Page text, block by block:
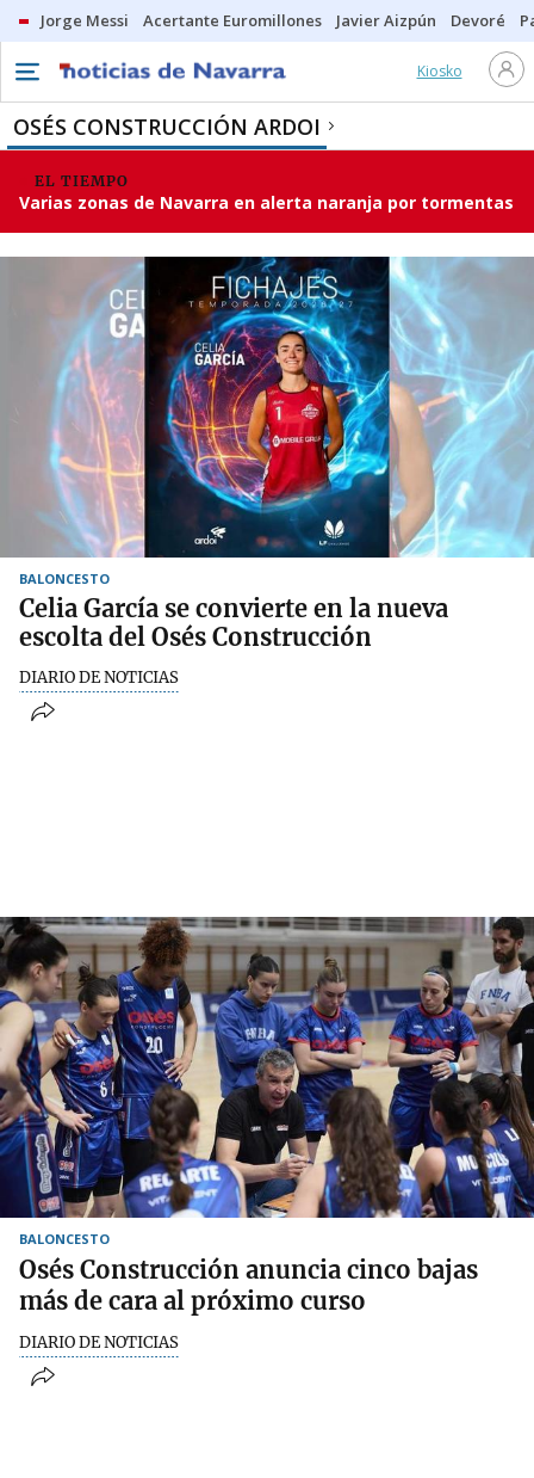
Jorge Messi Acertante Euromillones Javier Aizpún Devoré
Kiosko
OSÉS CONSTRUCCIÓN ARDOI
EL TIEMPO
Varias zonas de Navarra en alerta naranja por tormentas
BALONCESTO
Celia García se convierte en la nueva
escolta del Osés Construcción
DIARIO DE NOTICIAS
BALONCESTO
Osés Construcción anuncia cinco bajas
más de cara al próximo curso
DIARIO DE NOTICIAS